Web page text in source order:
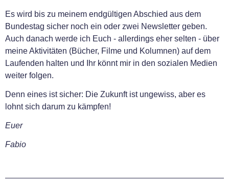
Es wird bis zu meinem endgültigen Abschied aus dem
Bundestag sicher noch ein oder zwei Newsletter geben.
Auch danach werde ich Euch - allerdings eher selten - über
meine Aktivitäten (Bücher, Filme und Kolumnen) auf dem
Laufenden halten und Ihr könnt mir in den sozialen Medien
weiter folgen.
Denn eines ist sicher: Die Zukunft ist ungewiss, aber es
lohnt sich darum zu kämpfen!
Euer
Fabio